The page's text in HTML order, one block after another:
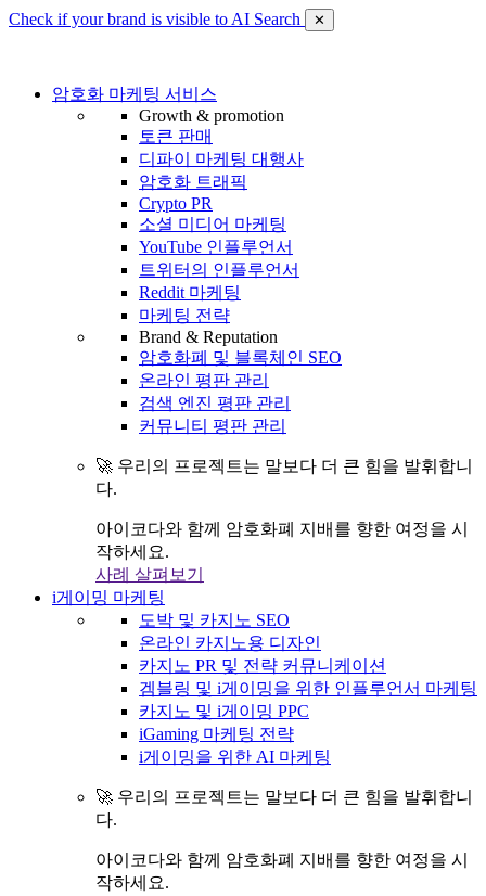
Check if your brand is visible to AI Search ✕
암호화 마케팅 서비스
Growth & promotion
토큰 판매
디파이 마케팅 대행사
암호화 트래픽
Crypto PR
소셜 미디어 마케팅
YouTube 인플루언서
트위터의 인플루언서
Reddit 마케팅
마케팅 전략
Brand & Reputation
암호화폐 및 블록체인 SEO
온라인 평판 관리
검색 엔진 평판 관리
커뮤니티 평판 관리
🚀 우리의 프로젝트는 말보다 더 큰 힘을 발휘합니
다.
아이코다와 함께 암호화폐 지배를 향한 여정을 시
작하세요.
사례 살펴보기
i게이밍 마케팅
도박 및 카지노 SEO
온라인 카지노용 디자인
카지노 PR 및 전략 커뮤니케이션
겜블링 및 i게이밍을 위한 인플루언서 마케팅
카지노 및 i게이밍 PPC
iGaming 마케팅 전략
i게이밍을 위한 AI 마케팅
🚀 우리의 프로젝트는 말보다 더 큰 힘을 발휘합니
다.
아이코다와 함께 암호화폐 지배를 향한 여정을 시
작하세요.